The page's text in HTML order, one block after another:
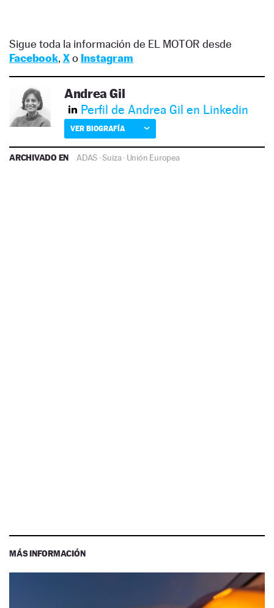
Sigue toda la información de EL MOTOR desde
Facebook, Xo Instagram
Andrea Gil
Perfil de Andrea Gil en Linkedin
VER BIOGRAFÍA
ARCHIVADO EN ADAS ·Suiza· Unión Europea
MÁS INFORMACIÓN